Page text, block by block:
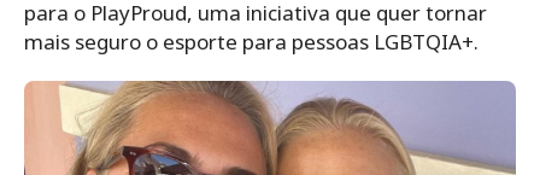
para o PlayProud, uma iniciativa que quer tornar
mais seguro o esporte para pessoas LGBTQIA+.